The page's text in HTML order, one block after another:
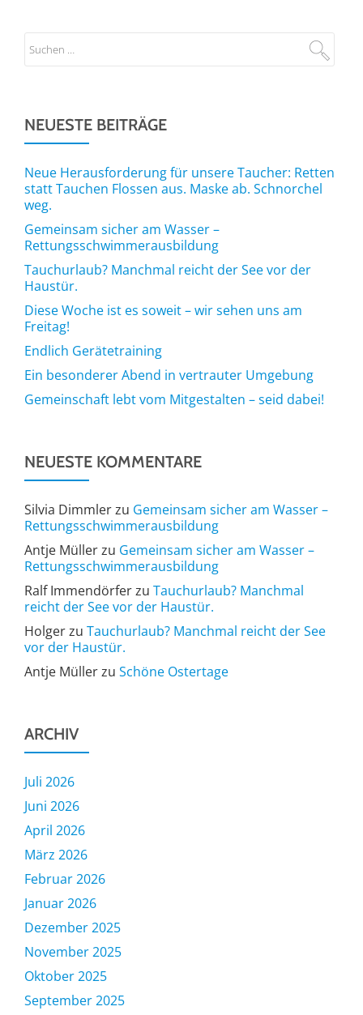
NEUESTE BEITRÄGE
Neue Herausforderung für unsere Taucher: Retten
statt Tauchen Flossen aus. Maske ab. Schnorchel
weg.
Gemeinsam sicher am Wasser –
Rettungsschwimmerausbildung
Tauchurlaub? Manchmal reicht der See vor der
Haustür.
Diese Woche ist es soweit – wir sehen uns am
Freitag!
Endlich Gerätetraining
Ein besonderer Abend in vertrauter Umgebung
Gemeinschaft lebt vom Mitgestalten – seid dabei!
NEUESTE KOMMENTARE
Silvia Dimmlerzu Gemeinsam sicher am Wasser –
Rettungsschwimmerausbildung
Antje Müllerzu Gemeinsam sicher am Wasser –
Rettungsschwimmerausbildung
Ralf Immendörferzu Tauchurlaub? Manchmal
reicht der See vor der Haustür.
Holgerzu Tauchurlaub? Manchmal reicht der See
vor der Haustür.
Antje Müllerzu Schöne Ostertage
ARCHIV
Juli 2026
Juni 2026
April 2026
März 2026
Februar 2026
Januar 2026
Dezember 2025
November 2025
Oktober 2025
September 2025